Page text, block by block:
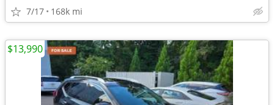
7/17 168k mi
$13,990